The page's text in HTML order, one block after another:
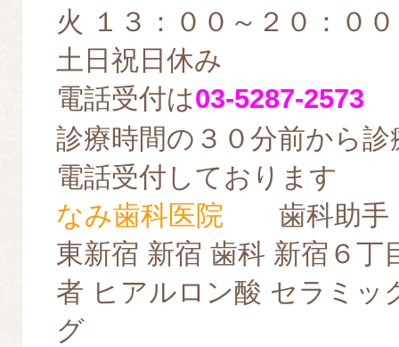
火 １３：００～２０：００
土日祝日休み
電話受付は03-5287-2573
診療時間の３０分前から
電話受付しております
なみ歯科医院 歯科助手
東新宿 新宿 歯科 新宿６丁
者 ヒアルロン酸 セラミッ
グ